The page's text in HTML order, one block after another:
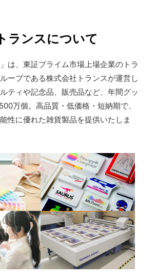
ランスについて
」は、東証プライム市場上場企業のトラ
ープである株式会社トランスが運営し
ティや記念品、販売品など、年間グッ
万個。高品質・低価格・短納期で、
性に優れた雑貨製品を提供いたしま